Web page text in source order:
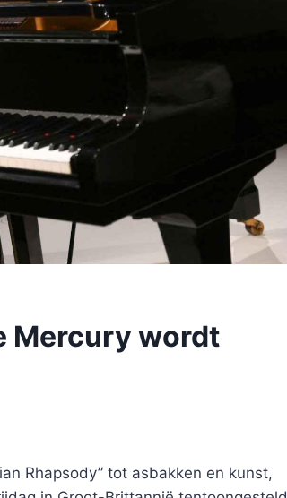
Mercury wordt
Rhapsody” tot asbakken en kunst,